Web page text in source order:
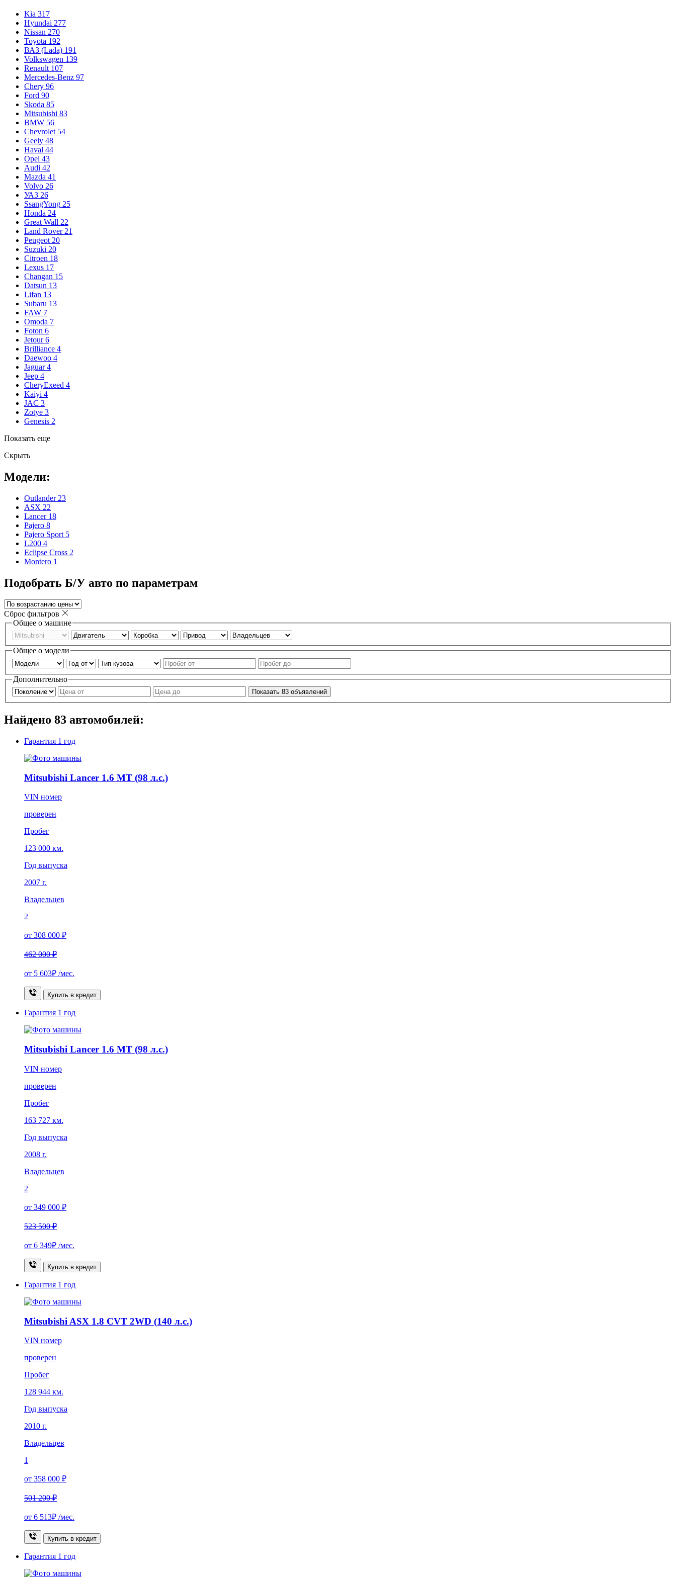
Kia 317
Hyundai 277
Nissan 270
Toyota 192
ВАЗ (Lada) 191
Volkswagen 139
Renault 107
Mercedes-Benz 97
Chery 96
Ford 90
Skoda 85
Mitsubishi 83
BMW 56
Chevrolet 54
Geely 48
Haval 44
Opel 43
Audi 42
Mazda 41
Volvo 26
УАЗ 26
SsangYong 25
Honda 24
Great Wall 22
Land Rover 21
Peugeot 20
Suzuki 20
Citroen 18
Lexus 17
Changan 15
Datsun 13
Lifan 13
Subaru 13
FAW 7
Omoda 7
Foton 6
Jetour 6
Brilliance 4
Daewoo 4
Jaguar 4
Jeep 4
CheryExeed 4
Kaiyi 4
JAC 3
Zotye 3
Genesis 2
Показать еще
Скрыть
Модели:
Outlander 23
ASX 22
Lancer 18
Pajero 8
Pajero Sport 5
L200 4
Eclipse Cross 2
Montero 1
Подобрать Б/У авто по параметрам
Сброс фильтров
Общее о машине
Общее о модели
Дополнительно
Показать 83 объявлений
Найдено 83 автомобилей:
Гарантия 1 год
Mitsubishi Lancer 1.6 MT (98 л.с.)
VIN номер
проверен
Пробег
123 000 км.
Год выпуска
2007 г.
Владельцев
2
от 308 000 ₽
462 000 ₽
от 5 603₽ /мес.
Купить в кредит
Гарантия 1 год
Mitsubishi Lancer 1.6 MT (98 л.с.)
VIN номер
проверен
Пробег
163 727 км.
Год выпуска
2008 г.
Владельцев
2
от 349 000 ₽
523 500 ₽
от 6 349₽ /мес.
Купить в кредит
Гарантия 1 год
Mitsubishi ASX 1.8 CVT 2WD (140 л.с.)
VIN номер
проверен
Пробег
128 944 км.
Год выпуска
2010 г.
Владельцев
1
от 358 000 ₽
501 200 ₽
от 6 513₽ /мес.
Купить в кредит
Гарантия 1 год